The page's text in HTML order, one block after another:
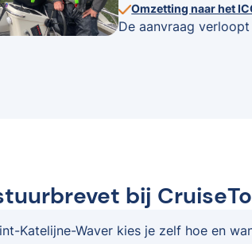
Omzetting naar het
De aanvraag
bij
Katelijne-Waver kies je zelf hoe en